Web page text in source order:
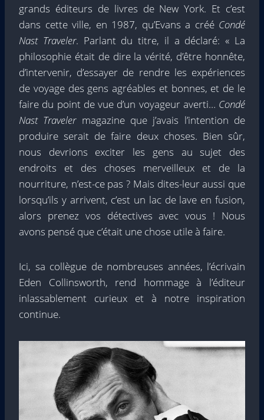
grands éditeurs de livres de New York. Et c’est
dans cette ville, en 1987, qu’Evans a créé Condé
Nast Traveler. Parlant du titre, il a déclaré: « La
philosophie était de dire la vérité, d’être honnête,
d’intervenir, d’essayer de rendre les expériences
de voyage des gens agréables et bonnes, et de le
faire du point de vue d’un voyageur averti… Condé
Nast Travelermagazine que j’avais l’intention de
produire serait de faire deux choses. Bien sûr,
nous devrions exciter les gens au sujet des
endroits et des choses merveilleux et de la
nourriture, n’est-ce pas ? Mais dites-leur aussi que
lorsqu’ils y arrivent, c’est un lac de lave en fusion,
alors prenez vos détectives avec vous ! Nous
avons pensé que c’était une chose utile à faire.
Ici, sa collègue de nombreuses années, l’écrivain
Eden Collinsworth, rend hommage à l’éditeur
inlassablement curieux et à notre inspiration
continue.